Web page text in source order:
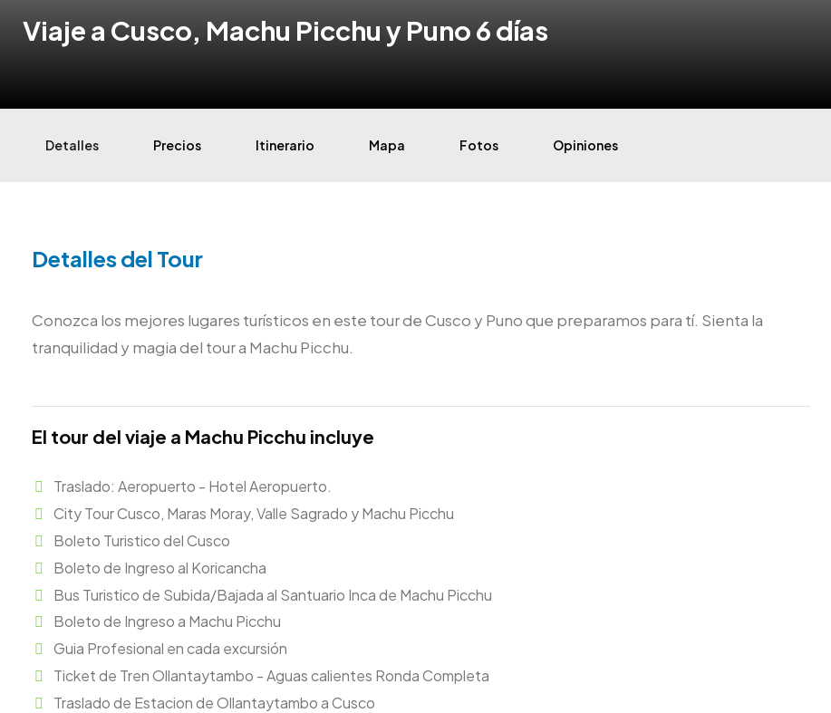
Viaje a Cusco, Machu Picchu y Puno 6 días
Detalles Precios Itinerario Mapa Fotos Opiniones
Detalles del Tour
Conozca los mejores lugares turísticos en este tour de Cusco y Puno que preparamos para tí. Sienta la
tranquilidad y magia del tour a Machu Picchu.
El tour del viaje a Machu Picchu incluye
Traslado: Aeropuerto - Hotel Aeropuerto.
City Tour Cusco, Maras Moray, Valle Sagrado y Machu Picchu
Boleto Turistico del Cusco
Boleto de Ingreso al Koricancha
Bus Turistico de Subida/Bajada al Santuario Inca de Machu Picchu
Boleto de Ingreso a Machu Picchu
Guia Profesional en cada excursión
Ticket de Tren Ollantaytambo - Aguas calientes Ronda Completa
Traslado de Estacion de Ollantaytambo a Cusco